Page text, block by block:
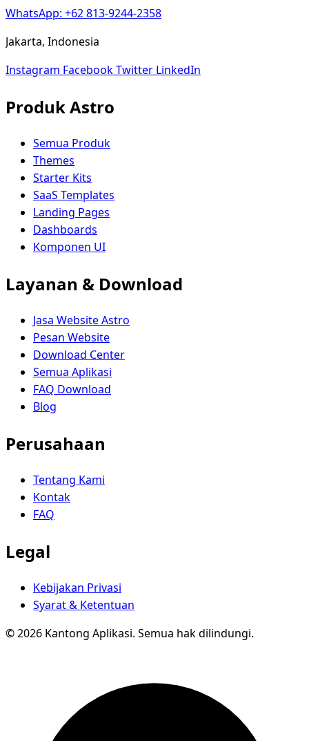
WhatsApp: +62 813-9244-2358
Jakarta, Indonesia
Instagram FacebookTwitter LinkedIn
Produk Astro
Semua Produk
Themes
Starter Kits
SaaS Templates
Landing Pages
Dashboards
Komponen UI
Layanan & Download
Jasa Website Astro
Pesan Website
Download Center
Semua Aplikasi
FAQ Download
Blog
Perusahaan
Tentang Kami
Kontak
FAQ
Legal
Kebijakan Privasi
Syarat & Ketentuan
© 2026 Kantong Aplikasi. Semua hak dilindungi.